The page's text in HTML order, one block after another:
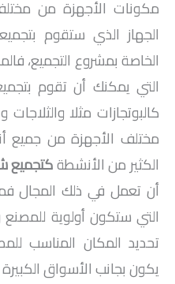
مكونات الأجهزة من
الجهاز الذي ستقوم
الخاصة بمشروع التجميع،
التي يمكنك أن تقوم
كالبوتجازات مثلا
مختلف الأجهزة من جميع
الكثير من الأنشطةكتجميع
أن تعمل في ذلك المجال
التي ستكون أولوية
تحديد المكان المناسب
يكون بجانب الأسواق الكبيرة